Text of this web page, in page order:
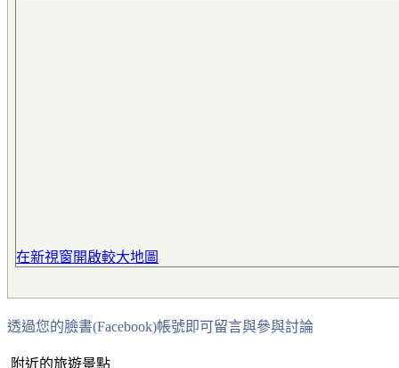
在新視窗開啟較大地圖
透過您的臉書(Facebook)帳號即可留言與參與討論
附近的旅遊景點